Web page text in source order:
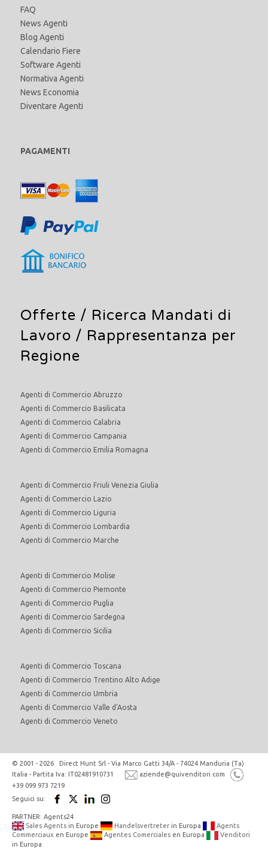
FAQ
News Agenti
Blog Agenti
Calendario Fiere
Software Agenti
Normativa Agenti
News Economia
Diventare Agenti
PAGAMENTI
Offerte / Ricerca Mandati di
Lavoro / Rappresentanza per
Regione
Agenti di Commercio Abruzzo
Agenti di Commercio Basilicata
Agenti di Commercio Calabria
Agenti di Commercio Campania
Agenti di Commercio Emilia Romagna
Agenti di Commercio Friuli Venezia Giulia
Agenti di Commercio Lazio
Agenti di Commercio Liguria
Agenti di Commercio Lombardia
Agenti di Commercio Marche
Agenti di Commercio Molise
Agenti di Commercio Piemonte
Agenti di Commercio Puglia
Agenti di Commercio Sardegna
Agenti di Commercio Sicilia
Agenti di Commercio Toscana
Agenti di Commercio Trentino Alto Adige
Agenti di Commercio Umbria
Agenti di Commercio Valle d'Aosta
Agenti di Commercio Veneto
© 2001 - 2026 Direct Hunt Srl - Via Marco Gatti 34/A - 74024 Manduria (Ta)
Italia - Partita Iva: IT02481910731
aziende@quivenditori.com
+39 099 973 7219
Seguici su:
PARTNER: Agents24
Sales Agents in Europe Handelsvertreter in Europa
Agents
Commerciaux en Europe Agentes Comerciales en Europa
Venditori
in Europa